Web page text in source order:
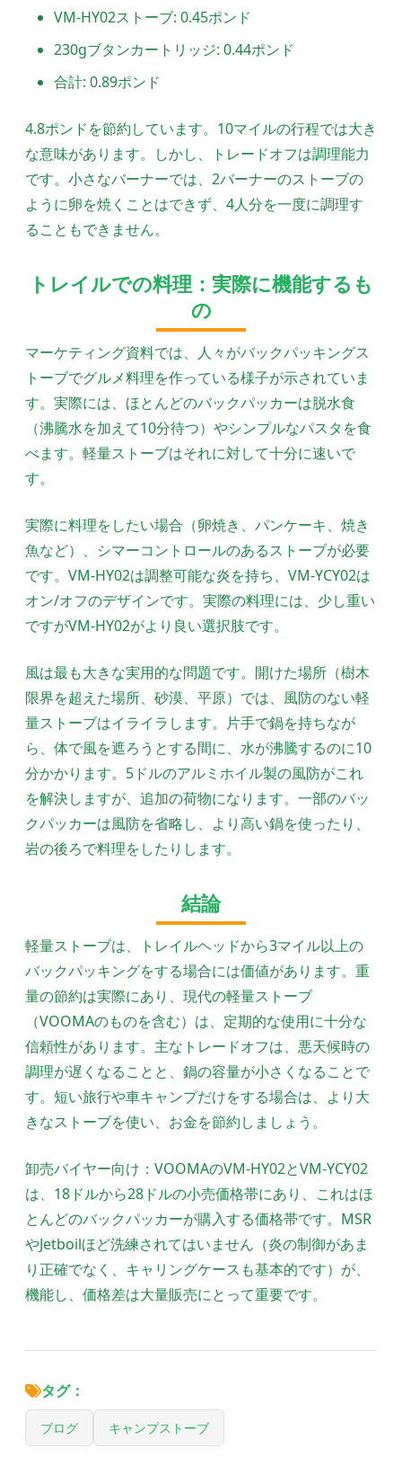
VM-HY02ストーブ: 0.45ポンド
230gブタンカートリッジ: 0.44ポンド
合計: 0.89ポンド
4.8ポンドを節約しています。10マイルの行程では大き
な意味があります。しかし、トレードオフは調理能力
です。小さなバーナーでは、2バーナーのストーブの
ように卵を焼くことはできず、4人分を一度に調理す
ることもできません。
トレイルでの料理：実際に機能するも
の
マーケティング資料では、人々がバックパッキングス
トーブでグルメ料理を作っている様子が示されていま
す。実際には、ほとんどのバックパッカーは脱水食
（沸騰水を加えて10分待つ）やシンプルなパスタを食
べます。軽量ストーブはそれに対して十分に速いで
す。
実際に料理をしたい場合（卵焼き、パンケーキ、焼き
魚など）、シマーコントロールのあるストーブが必要
です。VM-HY02は調整可能な炎を持ち、VM-YCY02は
オン/オフのデザインです。実際の料理には、少し重い
ですがVM-HY02がより良い選択肢です。
風は最も大きな実用的な問題です。開けた場所（樹木
限界を超えた場所、砂漠、平原）では、風防のない軽
量ストーブはイライラします。片手で鍋を持ちなが
ら、体で風を遮ろうとする間に、水が沸騰するのに10
分かかります。5ドルのアルミホイル製の風防がこれ
を解決しますが、追加の荷物になります。一部のバッ
クパッカーは風防を省略し、より高い鍋を使ったり、
岩の後ろで料理をしたりします。
結論
軽量ストーブは、トレイルヘッドから3マイル以上の
バックパッキングをする場合には価値があります。重
量の節約は実際にあり、現代の軽量ストーブ
（VOOMAのものを含む）は、定期的な使用に十分な
信頼性があります。主なトレードオフは、悪天候時の
調理が遅くなることと、鍋の容量が小さくなることで
す。短い旅行や車キャンプだけをする場合は、より大
きなストーブを使い、お金を節約しましょう。
卸売バイヤー向け：VOOMAのVM-HY02とVM-YCY02
は、18ドルから28ドルの小売価格帯にあり、これはほ
とんどのバックパッカーが購入する価格帯です。MSR
やJetboilほど洗練されてはいません（炎の制御があま
り正確でなく、キャリングケースも基本的です）が、
機能し、価格差は大量販売にとって重要です。
タグ：
ブログ キャンプストーブ